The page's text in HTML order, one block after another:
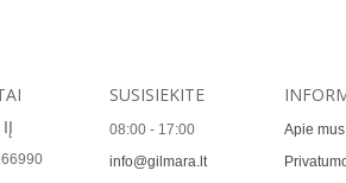
SUSISIEKITE
08:00 - 17:00
info@gilmara.lt
Apie mus